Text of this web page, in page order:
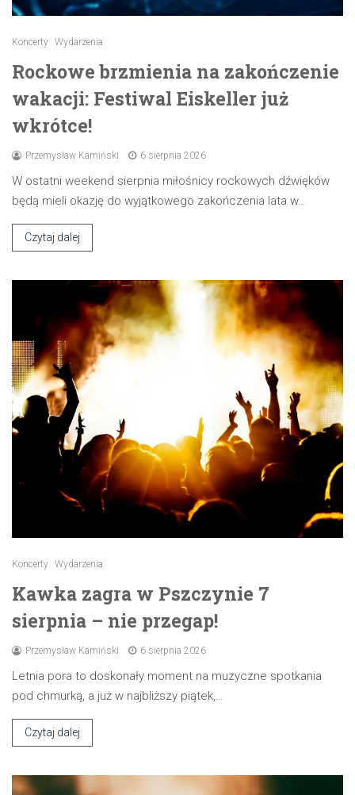
Koncerty Wydarzenia
Rockowe brzmienia na zakończenie
wakacji: Festiwal Eiskeller już
wkrótce!
Przemysław Kamiński 6 sierpnia 2026
W ostatni weekend sierpnia miłośnicy rockowych dźwięków
będą mieli okazję do wyjątkowego zakończenia lata w…
Czytaj dalej
Koncerty Wydarzenia
Kawka zagra w Pszczynie 7
sierpnia – nie przegap!
Przemysław Kamiński 6 sierpnia 2026
Letnia pora to doskonały moment na muzyczne spotkania
pod chmurką, a już w najbliższy piątek,…
Czytaj dalej